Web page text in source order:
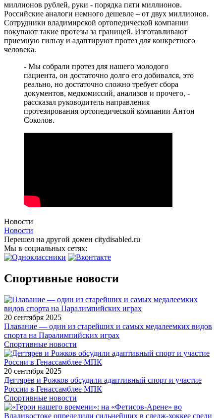
миллионов рублей, руки - порядка пяти миллионов.
Российские аналоги немного дешевле – от двух миллионов.
Сотрудники владимирской ортопедической компании
покупают такие протезы за границей. Изготавливают
приемную гильзу и адаптируют протез для конкретного
человека.
- Мы собрали протез для нашего молодого
пациента, он достаточно долго его добивался, это
реально, но достаточно сложно требует сбора
документов, медкомиссий, анализов и прочего, -
рассказал руководитель направления
протезирования ортопедической компании Антон
Соколов.
Новости
Новости
Перешел на другой домен citydisabled.ru
Мы в социальных сетях:
Спортивные новости
20 сентября 2025
Плавание — один из старейших и самых медалеемких видов
спорта на Паралимпийских играх
Спортивные новости
20 сентября 2025
Дегтярев и Рожков обсудили адаптивный спорт и участие
России в Генассамблее МПК
Спортивные новости